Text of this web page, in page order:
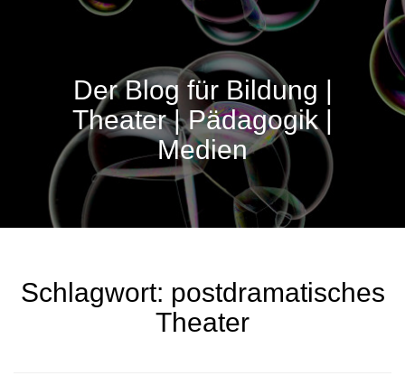
Der Blog für Bildung |
Theater | Pädagogik |
Medien
Schlagwort: postdramatisches
Theater